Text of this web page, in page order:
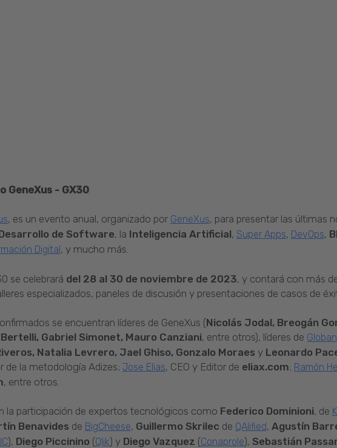
GeneXus - GX30
, es un evento anual, organizado por GeneXus, para presentar las últimas
de Software, la Inteligencia Artificial, Super Apps, DevOps,
Digital, y mucho más.
se celebrará del 28 al 30 de noviembre de 2023, y contará con más
especializados, paneles de discusión y presentaciones de casos de
se encuentran líderes de GeneXus (Nicolás Jodal, Breogán
Gabriel Simonet, Mauro Canziani, entre otros), líderes de
Natalia Levrero, Jael Ghiso, Gonzalo Moraes y Leonardo
de la metodología Adizes; Jose Elias, CEO y Editor de eliax.com; Ramón
, entre otros.
la participación de expertos tecnológicos como Federico Dominioni, de
Benavides de BigCheese, Guillermo Skrilec de QAlified, Agustín
), Diego Piccinino (Qlik) y Diego Vazquez (Conaprole), Sebastián